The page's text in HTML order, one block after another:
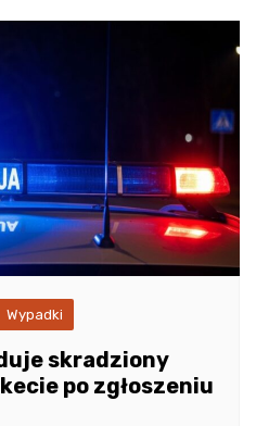
Wypadki
skradziony
po zgłoszeniu